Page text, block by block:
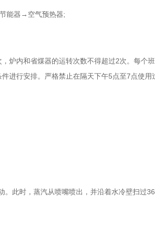
器→空气预热器;
内和省煤器的运转次数不得超过2次。每个
进行安排。严格禁止在隔天下午5点至7点使用
时，蒸汽从喷嘴喷出，并沿着水冷壁扫过